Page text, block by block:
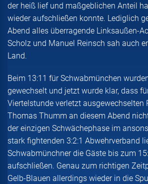
der heiß lief und maßgeblichen Anteil
wieder aufschließen konnte. Lediglich
Abend alles überragende Linksaußen-
Scholz und Manuel Reinsch sah auch
Land.
Beim 13:11 für Schwabmünchen
gewechselt und jetzt wurde klar, dass
Viertelstunde verletzt ausgewechselten
Thomas Thumm an diesem Abend
der einzigen Schwächephase im
stark fightenden 3:2:1 Abwehrverband
Schwabmünchner die Gäste bis zum
aufschließen. Genau zum richtigen
Gelb-Blauen allerdings wieder in die